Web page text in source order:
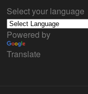
Select your language
Powered by
Translate